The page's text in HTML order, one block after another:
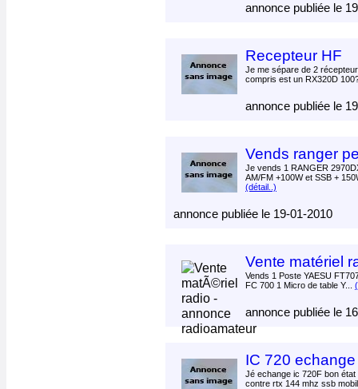
annonce publiée le
Recepteur HF
Je me sépare de 2
compris est un RX320D
annonce publiée le
Vends ranger
Je vends 1 RANGER
AM/FM +100W et SSB +
(détail..)
annonce publiée le 19-01-2010
Vente matériel
Vends 1 Poste YAESU
FC 700 1 Micro de table Y...
annonce publiée le
IC 720
Jé echange ic 720F bon
contre rtx 144 mhz ssb